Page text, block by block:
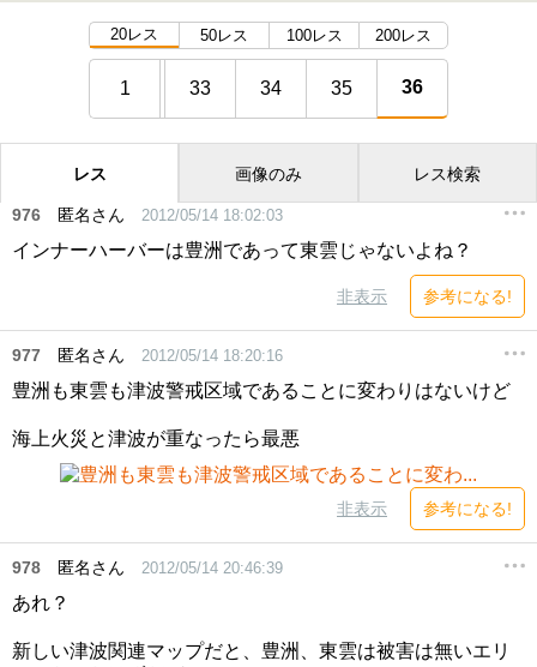
20レス 50レス 100レス 200レス
1 33 34 35 36
レス 画像のみ レス検索
976 匿名さん 2012/05/14 18:02:03
インナーハーバーは豊洲であって東雲じゃないよね？
非表示 参考になる!
977 匿名さん 2012/05/14 18:20:16
豊洲も東雲も津波警戒区域であることに変わりはないけど
海上火災と津波が重なったら最悪
非表示 参考になる!
978 匿名さん 2012/05/14 20:46:39
あれ？
新しい津波関連マップだと、豊洲、東雲は被害は無いエリ